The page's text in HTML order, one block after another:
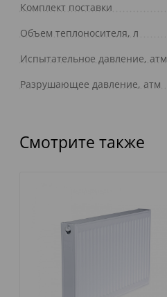
Комплект поставки
Объем теплоносителя, л
Испытательное давление, атм
Разрушающее давление, атм
Смотрите также